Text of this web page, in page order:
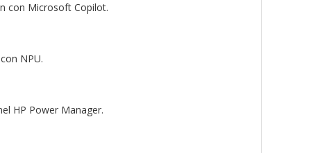
con Microsoft Copilot.
NPU.
HP Power Manager.